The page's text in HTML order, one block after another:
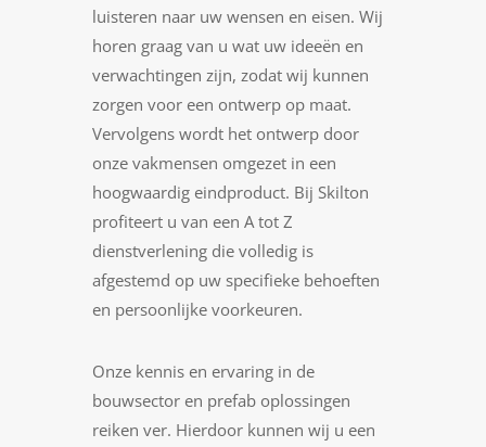
luisteren naar uw wensen en eisen. Wij
horen graag van u wat uw ideeën en
verwachtingen zijn, zodat wij kunnen
zorgen voor een ontwerp op maat.
Vervolgens wordt het ontwerp door
onze vakmensen omgezet in een
hoogwaardig eindproduct. Bij Skilton
profiteert u van een A tot Z
dienstverlening die volledig is
afgestemd op uw specifieke behoeften
en persoonlijke voorkeuren.
Onze kennis en ervaring in de
bouwsector en prefab oplossingen
reiken ver. Hierdoor kunnen wij u een